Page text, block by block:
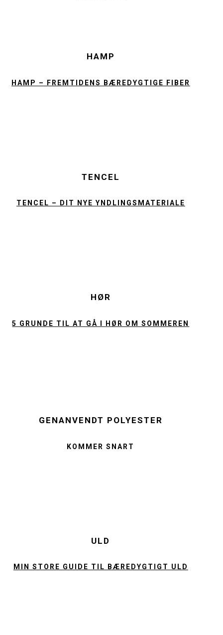
HAMP
HAMP – FREMTIDENS BÆREDYGTIGE FIBER
TENCEL
TENCEL – DIT NYE YNDLINGSMATERIALE
HØR
5 GRUNDE TIL AT GÅ I HØR OM SOMMEREN
GENANVENDT POLYESTER
KOMMER SNART
ULD
MIN STORE GUIDE TIL BÆREDYGTIGT ULD